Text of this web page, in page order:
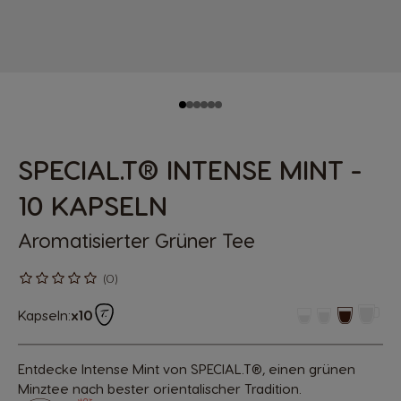
SPECIAL.T® INTENSE MINT -
10 KAPSELN
Aromatisierter Grüner Tee
(0)
Kapseln:x10
Entdecke Intense Mint von SPECIAL.T®, einen grünen
Minztee nach bester orientalischer Tradition.